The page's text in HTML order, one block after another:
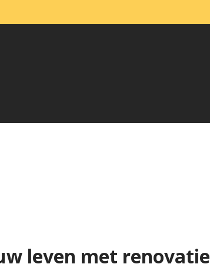
leven met renovatie